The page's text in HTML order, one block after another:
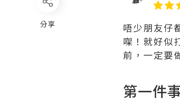
分享
唔少朋友仔
㗎！就好似
前，一定要
第一件